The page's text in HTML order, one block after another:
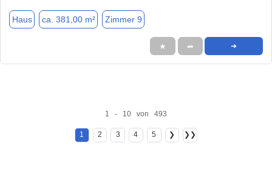
Haus ca. 381,00 m² Zimmer 9
★ ➦ ➜
1 - 10 von 493
1 2 3 4 5 ❯ ❯❯